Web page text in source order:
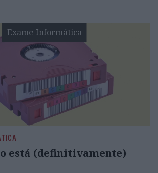
Exame Informática
está (definitivamente)